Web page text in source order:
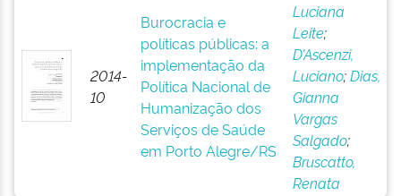
2014-
10
Burocracia e
políticas públicas: a
implementação da
Política Nacional de
Humanização dos
Serviços de Saúde
em Porto Alegre/RS
Luciana
Leite;
D’Ascenzi,
Luciano;Dias,
Gianna
Vargas
Salgado;
Bruscatto,
Renata